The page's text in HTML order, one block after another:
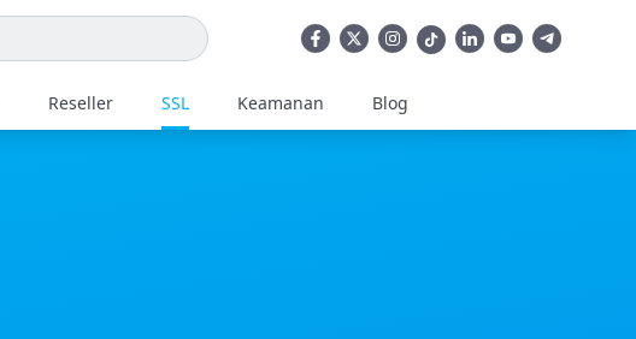
Reseller SSL Keamanan Blog